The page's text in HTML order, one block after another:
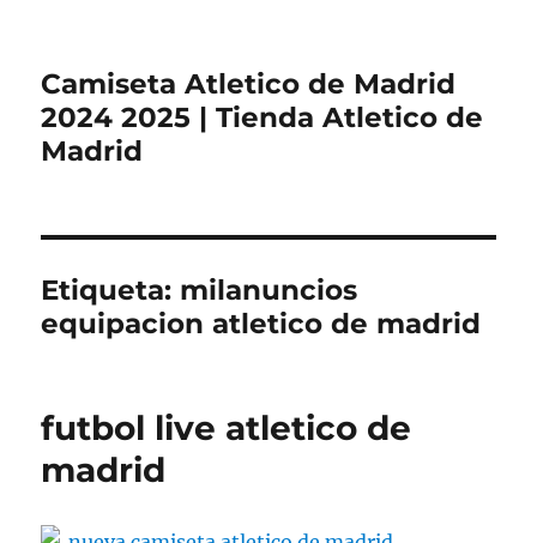
Camiseta Atletico de Madrid
2024 2025 | Tienda Atletico de
Madrid
Etiqueta: milanuncios
equipacion atletico de madrid
futbol live atletico de
madrid